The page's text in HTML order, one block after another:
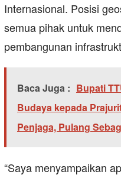
Internasional. Posisi
semua pihak untuk
pembangunan
Baca Juga : Bupati
Budaya kepada
Penjaga, Pulang
“Saya menyampaikan